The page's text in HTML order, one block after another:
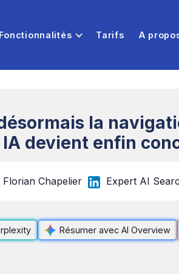
Fonctionnalités Tarifs A
la
devient enfin
Florian Chapelier Expert AI
Résumer avec AI Overview